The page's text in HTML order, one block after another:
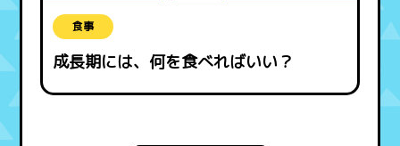
食事
成長期には、何を食べればいい？